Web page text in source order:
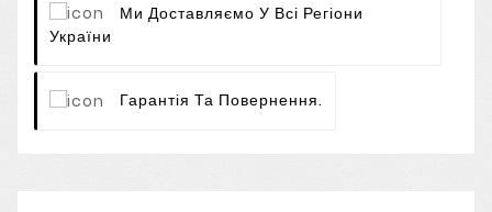
Ми Доставляємо У Всі Регіони
України
Гарантія Та Повернення.